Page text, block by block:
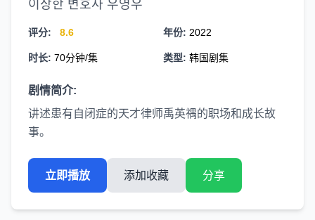
이상한 변호사 우영우
评分: 8.6 年份: 2022
时长: 70分钟/集 类型: 韩国剧集
剧情简介:
讲述患有自闭症的天才律师禹英禑的职场和成长故
事。
立即播放 添加收藏 分享